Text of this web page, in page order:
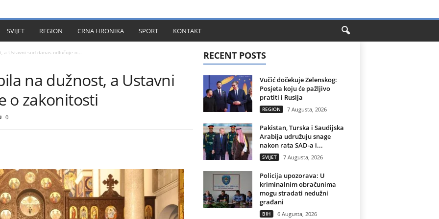
SVIJET REGION CRNA HRONIKA SPORT KONTAKT
a Ustavni sud danas odlučuje o...
na dužnost, a Ustavni
o zakonitosti
0
RECENT POSTS
Vučić dočekuje Zelenskog:
Posjeta koju će pažljivo
pratiti i Rusija
REGION 7 Augusta, 2026
Pakistan, Turska i Saudijska
Arabija udružuju snage
nakon rata SAD-a i...
SVIJET 7 Augusta, 2026
Policija upozorava: U
kriminalnim obračunima
mogu stradati nedužni
građani
BIH 6 Augusta, 2026